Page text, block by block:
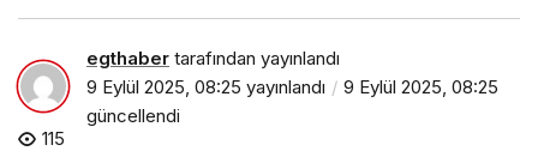
egthaber tarafından yayınlandı
9 Eylül 2025, 08:25 yayınlandı
9 Eylül 2025, 08:25
güncellendi
115